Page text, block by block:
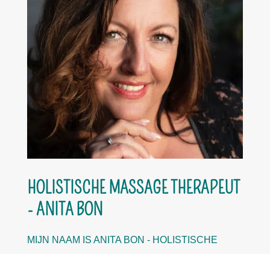
HOLISTISCHE MASSAGE THERAPEUT
- ANITA BON
MIJN NAAM IS ANITA BON - HOLISTISCHE